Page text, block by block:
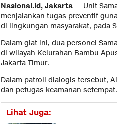
Nasional.id, Jakarta — Unit
menjalankan tugas preventif
di lingkungan masyarakat, pada
Dalam giat ini, dua personel
di wilayah Kelurahan Bambu
Jakarta Timur.
Dalam patroli dialogis tersebut,
dan petugas keamanan setempat.
Lihat Juga: